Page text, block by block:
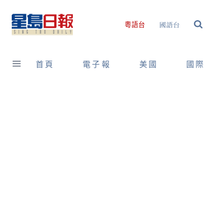
content
粵語台 國語台
首頁 電子報 美國 國際